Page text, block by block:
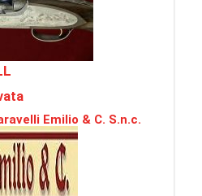
Emilio & C. S.n.c.